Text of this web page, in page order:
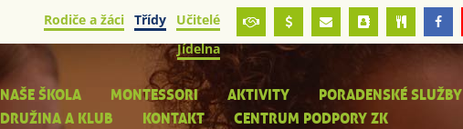
Rodiče a žáci Třídy
Učitelé
Jídelna
NAŠE ŠKOLA MONTESSORI AKTIVITY
PORADENSKÉ SLUŽBY
DRUŽINA A KLUB
KONTAKT CENTRUM PODPORY ZK